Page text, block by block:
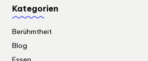
Kategorien
Berühmtheit
Blog